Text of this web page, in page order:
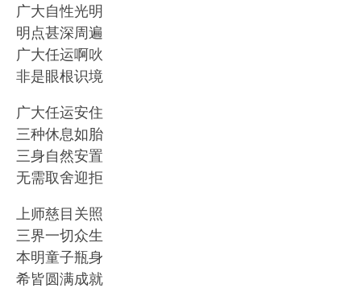
广大自性光明
明点甚深周遍
广大任运啊吙
非是眼根识境
广大任运安住
三种休息如胎
三身自然安置
无需取舍迎拒
上师慈目关照
三界一切众生
本明童子瓶身
希皆圆满成就